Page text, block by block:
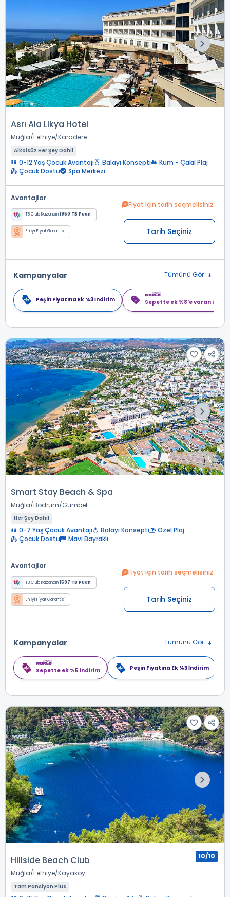
Asrı Ala Likya Hotel
Muğla Fethiye Karadere
Alkolsüz Her Şey Dahil
0-12 Yaş Çocuk Avantajı Balayı Konsepti
Kum - Çakıl Plaj
Çocuk Dostu
Spa Merkezi
Avantajlar
TB Club Kazancın1950 TB Puan
En İyi Fiyat Garantisi
Fiyat için tarih seçmelisiniz
Tarih Seçiniz
Kampanyalar Tümünü Gör
Peşin Fiyatına Ek %3 İndirim Sepette ek %8'e varan
Smart Stay Beach & Spa
Muğla Bodrum Gümbet
Her Şey Dahil
0-7 Yaş Çocuk Avantajı Balayı Konsepti
Özel Plaj
Çocuk Dostu
Mavi Bayraklı
Avantajlar
TB Club Kazancın1597 TB Puan
En İyi Fiyat Garantisi
Fiyat için tarih seçmelisiniz
Tarih Seçiniz
Kampanyalar Tümünü Gör
Sepette ek %5 indirim Peşin Fiyatına Ek %3 İndirim
Hillside Beach Club
Muğla Fethiye Kayaköy
10/10
Tam Pansiyon Plus